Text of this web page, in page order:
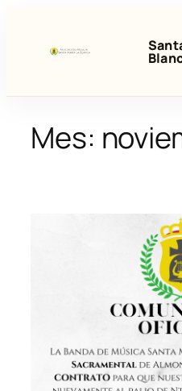
contenido
Mes: